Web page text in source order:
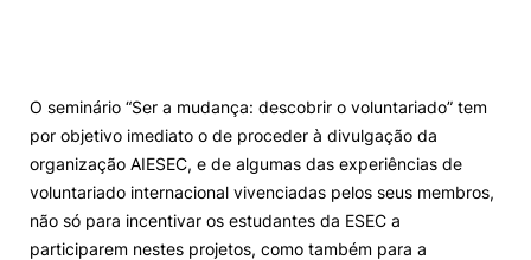
Investigação e Projetos
Alunos
Knowledge Factory
O seminário “Ser a mudança: descobrir o voluntariado” tem
por objetivo imediato o de proceder à divulgação da
organização AIESEC, e de algumas das experiências de
voluntariado internacional vivenciadas pelos seus membros,
não só para incentivar os estudantes da ESEC a
participarem nestes projetos, como também para a